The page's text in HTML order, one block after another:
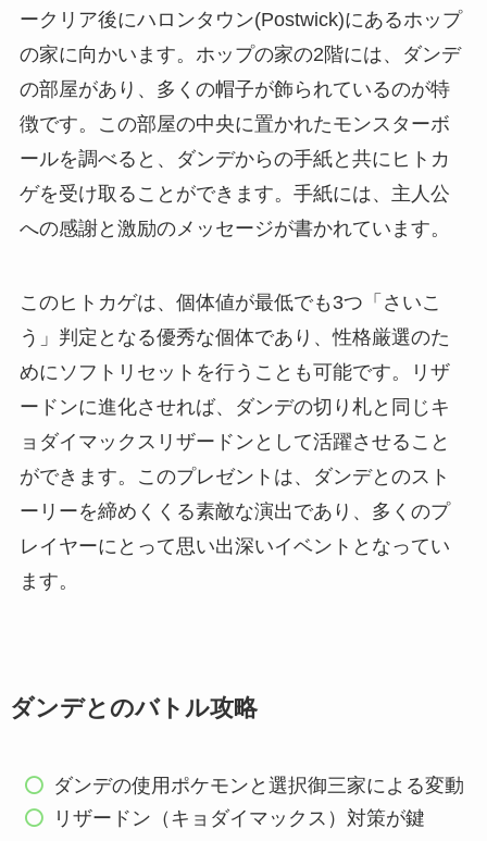
ークリア後にハロンタウン(Postwick)にあるホップ
の家に向かいます。ホップの家の2階には、ダンデ
の部屋があり、多くの帽子が飾られているのが特
徴です。この部屋の中央に置かれたモンスターボ
ールを調べると、ダンデからの手紙と共にヒトカ
ゲを受け取ることができます。手紙には、主人公
への感謝と激励のメッセージが書かれています。
このヒトカゲは、個体値が最低でも3つ「さいこ
う」判定となる優秀な個体であり、性格厳選のた
めにソフトリセットを行うことも可能です。リザ
ードンに進化させれば、ダンデの切り札と同じキ
ョダイマックスリザードンとして活躍させること
ができます。このプレゼントは、ダンデとのスト
ーリーを締めくくる素敵な演出であり、多くのプ
レイヤーにとって思い出深いイベントとなってい
ます。
ダンデとのバトル攻略
ダンデの使用ポケモンと選択御三家による変動
リザードン（キョダイマックス）対策が鍵